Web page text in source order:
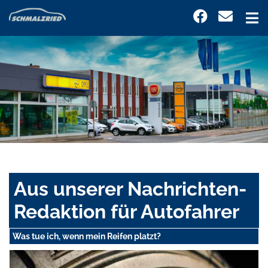
Aus unserer Nachrichten-
Redaktion für Autofahrer
Was tue ich, wenn mein Reifen platzt?